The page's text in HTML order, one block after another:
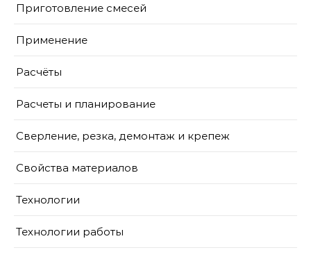
Приготовление смесей
Применение
Расчёты
Расчеты и планирование
Сверление, резка, демонтаж и крепеж
Свойства материалов
Технологии
Технологии работы